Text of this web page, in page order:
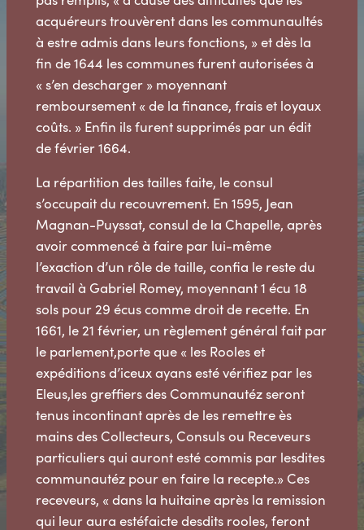
acquéreurs trouvèrent dans les communaultés
à estre admis dans leurs fonctions, » et dès la
fin de 1644 les communes furent autorisées à
« s’en descharger » moyennant
remboursement « de la finance, frais et loyaux
coûts. » Enfin ils furent supprimés par un édit
de février 1664.
La répartition des tailles faite, le consul
s’occupait du recouvrement. En 1595, Jean
Magnan-Puyssat, consul de la Chapelle, après
avoir commencé à faire par lui-même
l’exaction d’un rôle de taille, confia le reste du
travail à Gabriel Romey, moyennant 1 écu 18
sols pour 29 écus comme droit de recette. En
1661, le 21 février, un règlement général fait par
le parlement,porte que « les Rooles et
expéditions d’iceux ayans esté vérifiez par les
Eleus,les greffiers des Communautéz seront
tenus incontinant après de les remettre ès
mains des Collecteurs, Consuls ou Receveurs
particuliers qui auront esté commis par lesdites
communautéz pour en faire la recepte.» Ces
receveurs, « dans la huitaine après la remission
qui leur aura estéfaicte desdits rooles, feront